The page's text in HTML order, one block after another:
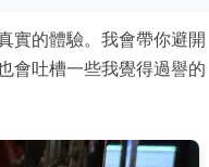
實的體驗。我會帶你避開
會吐槽一些我覺得過譽的